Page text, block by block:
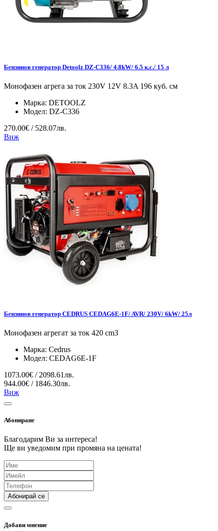
Бензинов генератор Detoolz DZ-C336/ 4.8kW/ 6.5 к.с./ 15 л
Монофазен агрега за ток 230V 12V 8.3A 196 куб. см
Марка: DETOOLZ
Модел: DZ-C336
270.00€ / 528.07лв.
Виж
Бензинов генератор CEDRUS CEDAG6E-1F/ AVR/ 230V/ 6kW/ 25л
Монофазен агрегат за ток 420 cm3
Марка: Cedrus
Модел: CEDAG6E-1F
1073.00€ / 2098.61лв.
944.00€ / 1846.30лв.
Виж
Абониране
Благодарим Ви за интереса!
Ще ви уведомим при промяна на цената!
Абонирай се
Добави мнение